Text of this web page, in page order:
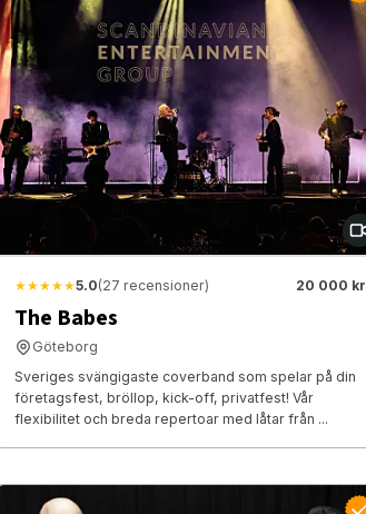
★★★★★5.0(27 recensioner) 20 000 kr
The Babes
Göteborg
Sveriges svängigaste coverband som spelar på din
företagsfest, bröllop, kick-off, privatfest! Vår
flexibilitet och breda repertoar med låtar från ...